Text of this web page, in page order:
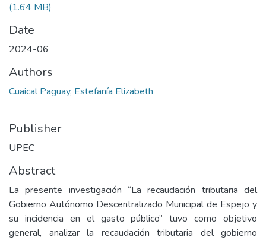
(1.64 MB)
Date
2024-06
Authors
Cuaical Paguay, Estefanía Elizabeth
Publisher
UPEC
Abstract
La presente investigación “La recaudación tributaria del
Gobierno Autónomo Descentralizado Municipal de Espejo y
su incidencia en el gasto público” tuvo como objetivo
general, analizar la recaudación tributaria del gobierno